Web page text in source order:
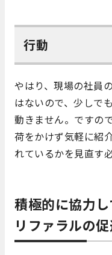
行動
やはり、現場の社員
はないので、少しで
動きません。ですの
荷をかけず気軽に紹
れているかを見直す
積極的に協力
リファラルの